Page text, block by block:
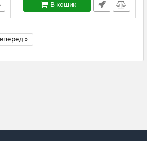
В кошик
вперед »